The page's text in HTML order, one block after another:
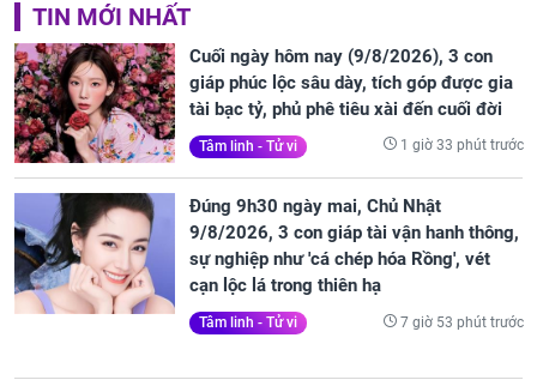
TIN MỚI NHẤT
Cuối ngày hôm nay (9/8/2026), 3 con
giáp phúc lộc sâu dày, tích góp được gia
tài bạc tỷ, phủ phê tiêu xài đến cuối đời
Tâm linh - Tử vi 1 giờ 33 phút trước
Đúng 9h30 ngày mai, Chủ Nhật
9/8/2026, 3 con giáp tài vận hanh thông,
sự nghiệp như 'cá chép hóa Rồng', vét
cạn lộc lá trong thiên hạ
Tâm linh - Tử vi 7 giờ 53 phút trước